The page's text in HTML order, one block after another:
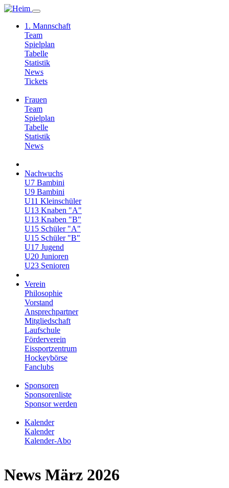
1. Mannschaft
Team
Spielplan
Tabelle
Statistik
News
Tickets
Frauen
Team
Spielplan
Tabelle
Statistik
News
Nachwuchs
U7 Bambini
U9 Bambini
U11 Kleinschüler
U13 Knaben "A"
U13 Knaben "B"
U15 Schüler "A"
U15 Schüler "B"
U17 Jugend
U20 Junioren
U23 Senioren
Verein
Philosophie
Vorstand
Ansprechpartner
Mitgliedschaft
Laufschule
Förderverein
Eissportzentrum
Hockeybörse
Fanclubs
Sponsoren
Sponsorenliste
Sponsor werden
Kalender
Kalender
Kalender-Abo
News März 2026